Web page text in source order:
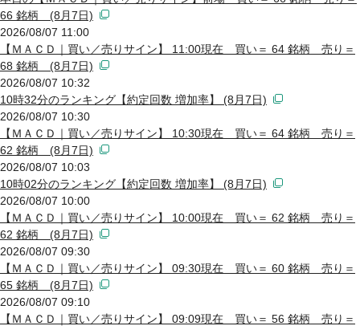
66 銘柄 (8月7日)
2026/08/07 11:00
【ＭＡＣＤ｜買い／売りサイン】 11:00現在 買い＝ 64 銘柄 売り＝
68 銘柄 (8月7日)
2026/08/07 10:32
10時32分のランキング【約定回数 増加率】 (8月7日)
2026/08/07 10:30
【ＭＡＣＤ｜買い／売りサイン】 10:30現在 買い＝ 64 銘柄 売り＝
62 銘柄 (8月7日)
2026/08/07 10:03
10時02分のランキング【約定回数 増加率】 (8月7日)
2026/08/07 10:00
【ＭＡＣＤ｜買い／売りサイン】 10:00現在 買い＝ 62 銘柄 売り＝
62 銘柄 (8月7日)
2026/08/07 09:30
【ＭＡＣＤ｜買い／売りサイン】 09:30現在 買い＝ 60 銘柄 売り＝
65 銘柄 (8月7日)
2026/08/07 09:10
【ＭＡＣＤ｜買い／売りサイン】 09:09現在 買い＝ 56 銘柄 売り＝